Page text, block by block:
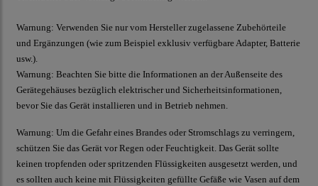
Warnung: Verwenden Sie nur vom Hersteller zugelassene Zubehörteile
und Ergänzungen (wie zum Beispiel exklusiv verfügbare Adapter, Batterie
usw.).
Warnung: Beachten Sie bitte die Informationen an der Außenseite des
Gerätegehäuses bezüglich elektrischer und Sicherheitsinformationen,
bevor Sie das Gerät installieren und in Betrieb nehmen.
Warnung: Um die Gefahr eines Brandes oder Stromschlags zu verringern,
schützen Sie das Gerät vor Regen oder Feuchtigkeit. Das Gerät sollte
keinen tropfenden oder spritzenden Flüssigkeiten ausgesetzt werden, und
es sollten auch keine mit Flüssigkeiten gefüllte Gefäße wie Vasen auf dem